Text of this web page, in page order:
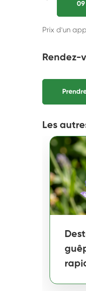
09
Prix d'un
Rendez-
Les